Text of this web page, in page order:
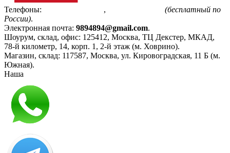
Телефоны: ,
(бесплатный по
России).
Электронная почта: 9894894@gmail.com.
Шоурум, склад, офис: 125412, Москва, ТЦ Декстер, МКАД,
78-й километр, 14, корп. 1, 2-й этаж (м. Ховрино).
Магазин, склад: 117587, Москва, ул. Кировоградская, 11 Б (м.
Южная).
Наша